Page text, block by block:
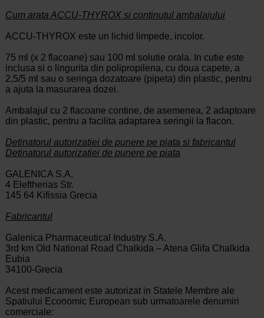
Cum arata ACCU-THYROX si continutul ambalajului
ACCU-THYROX este un lichid limpede, incolor.
75 ml (x 2 flacoane) sau 100 ml solutie orala. In cutie este
inclusa si o lingurita din polipropilena, cu doua capete, a
2,5/5 ml sau o seringa dozatoare (pipeta) din plastic, pentru
a ajuta la masurarea dozei.
Ambalajul cu 2 flacoane contine, de asemenea, 2 adaptoare
din plastic, pentru a facilita adaptarea seringii la flacon.
Detinatorul autorizatiei de punere pe piata si fabricantul
Detinatorul autorizatiei de punere pe piata
GALENICA S.A.
4 Eleftherias Str.
145 64 Kifissia Grecia
Fabricantul
Galenica Pharmaceutical Industry S.A.
3rd km Old National Road Chalkida – Atena Glifa Chalkida
Eubia
34100-Grecia
Acest medicament este autorizat in Statele Membre ale
Spatiului Economic European sub urmatoarele denumiri
comerciale: